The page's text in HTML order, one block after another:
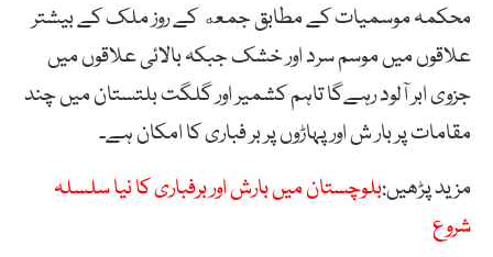
محکمہ موسمیات کے مطابق جمعه کے روز ملک کے بیشتر
علاقوں میں موسم سرد اور خشک جبکہ بالائی علاقوں میں
جزوی ابر آلود رہےگا تاہم کشمیر اور گلگت بلتستان میں چند
مقامات پر بار ش اور پہاڑوں پر بر فباری کا امکان ہے۔
مزید پڑھیں:بلوچستان میں بارش اور برفباری کا نیا سلسلہ
شروع